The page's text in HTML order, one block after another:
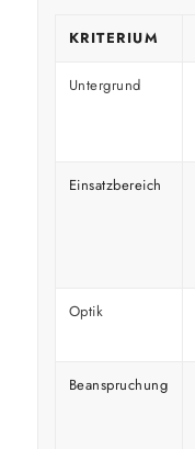
KRITERIUM
Untergrund
Einsatzbereich
Optik
Beanspruchung